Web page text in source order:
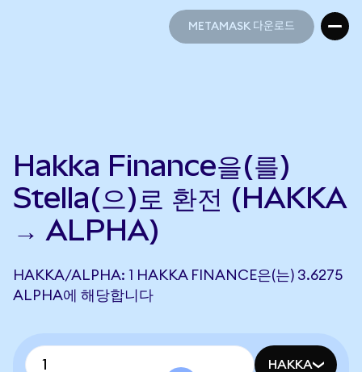
METAMASK 다운로드
Hakka Finance을(를)
Stella(으)로 환전 (HAKKA
→ ALPHA)
HAKKA/ALPHA: 1 HAKKA FINANCE은(는) 3.6275
ALPHA에 해당합니다
HAKKA